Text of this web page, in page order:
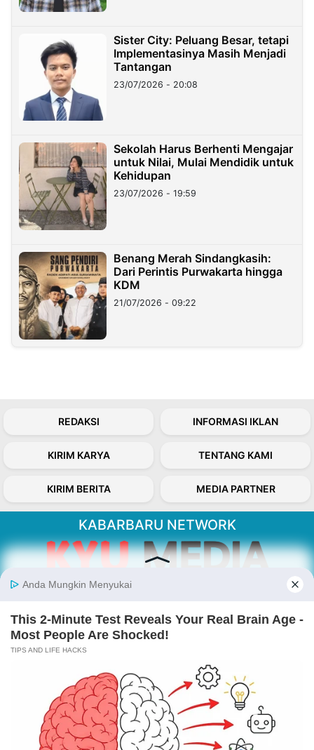
Sister City: Peluang Besar, tetapi
Implementasinya Masih Menjadi
Tantangan
23/07/2026 - 20:08
Sekolah Harus Berhenti Mengajar
untuk Nilai, Mulai Mendidik untuk
Kehidupan
23/07/2026 - 19:59
Benang Merah Sindangkasih:
Dari Perintis Purwakarta hingga
KDM
21/07/2026 - 09:22
REDAKSI INFORMASI IKLAN
KIRIM KARYA TENTANG KAMI
KIRIM BERITA MEDIA PARTNER
KABARBARU NETWORK
Kabarbaru.co menyajikan berita aktual dan
Follow Kabarbaru